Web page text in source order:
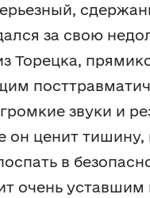
за свою
Торецка,
звуки и
он ценит
в
очень